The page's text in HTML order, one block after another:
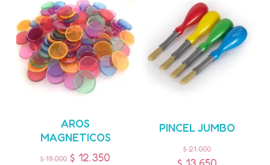
AROS
MAGNETICOS
$19.000 $ 12.350
PINCEL JUMBO
$21.000